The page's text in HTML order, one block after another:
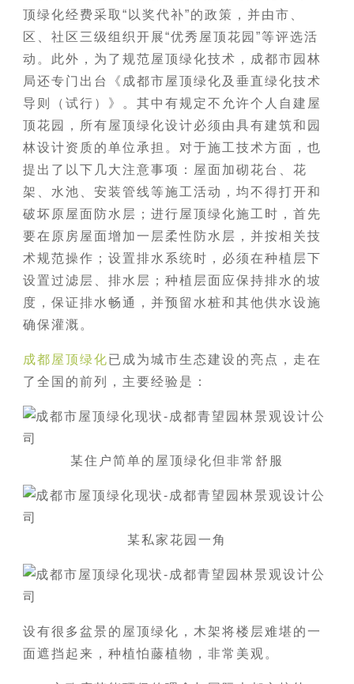
顶绿化经费采取“以奖代补”的政策，并由市、
区、社区三级组织开展“优秀屋顶花园”等评选活
动。此外，为了规范屋顶绿化技术，成都市园林
局还专门出台《成都市屋顶绿化及垂直绿化技术
导则（试行）》。其中有规定不允许个人自建屋
顶花园，所有屋顶绿化设计必须由具有建筑和园
林设计资质的单位承担。对于施工技术方面，也
提出了以下几大注意事项：屋面加砌花台、花
架、水池、安装管线等施工活动，均不得打开和
破坏原屋面防水层；进行屋顶绿化施工时，首先
要在原房屋面增加一层柔性防水层，并按相关技
术规范操作；设置排水系统时，必须在种植层下
设置过滤层、排水层；种植层面应保持排水的坡
度，保证排水畅通，并预留水桩和其他供水设施
确保灌溉。
成都屋顶绿化已成为城市生态建设的亮点，走在
了全国的前列，主要经验是：
某住户简单的屋顶绿化但非常舒服
某私家花园一角
设有很多盆景的屋顶绿化，木架将楼层难堪的一
面遮挡起来，种植怕藤植物，非常美观。